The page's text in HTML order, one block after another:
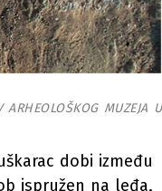
MUZEJA U
dobi između
ispružen na leđa,